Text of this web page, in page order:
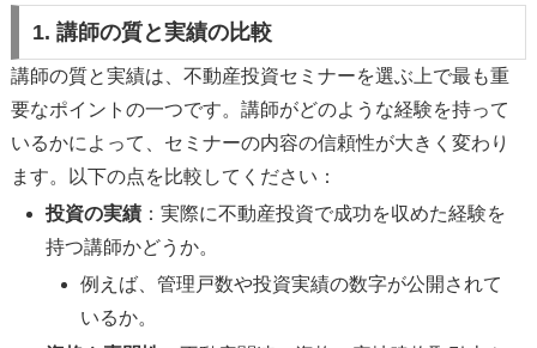
1. 講師の質と実績の比較
講師の質と実績は、不動産投資セミナーを選ぶ上で最も重
要なポイントの一つです。講師がどのような経験を持って
いるかによって、セミナーの内容の信頼性が大きく変わり
ます。以下の点を比較してください：
投資の実績 ：実際に不動産投資で成功を収めた経験を
持つ講師かどうか。
例えば、管理戸数や投資実績の数字が公開されて
いるか。